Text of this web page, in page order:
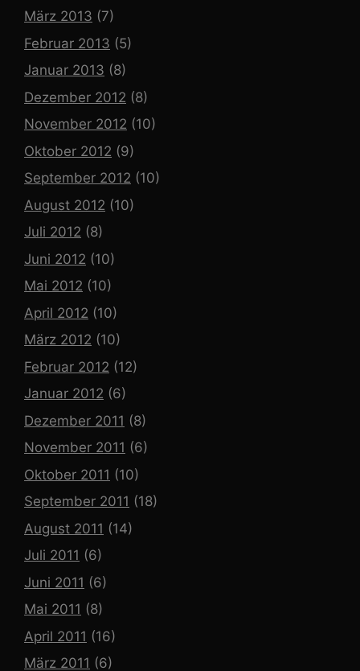
März 2013 (7)
Februar 2013 (5)
Januar 2013 (8)
Dezember 2012 (8)
November 2012 (10)
Oktober 2012 (9)
September 2012 (10)
August 2012 (10)
Juli 2012 (8)
Juni 2012 (10)
Mai 2012 (10)
April 2012 (10)
März 2012 (10)
Februar 2012 (12)
Januar 2012 (6)
Dezember 2011 (8)
November 2011 (6)
Oktober 2011 (10)
September 2011 (18)
August 2011 (14)
Juli 2011 (6)
Juni 2011 (6)
Mai 2011 (8)
April 2011 (16)
März 2011 (6)